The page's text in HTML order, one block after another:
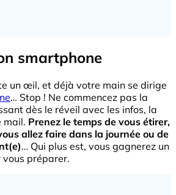
smartphone
un œil, et déjà votre main se dirige
… Stop ! Ne commencez pas la
dès le réveil avec les infos, la
mail. Prenez le temps de vous étirer,
allez faire dans la journée ou de
… Qui plus est, vous gagnerez un
préparer.